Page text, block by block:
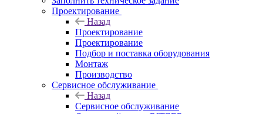
Проектирование
Назад
Проектирование
Проектирование
Подбор и поставка оборудования
Монтаж
Производство
Сервисное обслуживание
Назад
Сервисное обслуживание